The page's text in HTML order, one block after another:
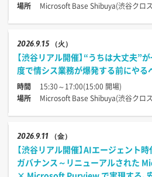
場所
Microsoft Base Shibuya(渋谷クロ
20269.15 （火）
【渋谷リアル開催】“うちは大丈夫”
度で情シス業務が爆発する前にやる
時間
15:30～17:00(15:00 開場)
場所
Microsoft Base Shibuya(渋谷クロ
20269.11 （金）
【渋谷リアル開催】AIエージェント時
ガバナンス～リニューアルされた